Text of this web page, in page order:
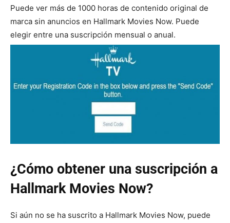
Puede ver más de 1000 horas de contenido original de
marca sin anuncios en Hallmark Movies Now. Puede
elegir entre una suscripción mensual o anual.
¿Cómo obtener una suscripción a
Hallmark Movies Now?
Si aún no se ha suscrito a Hallmark Movies Now, puede